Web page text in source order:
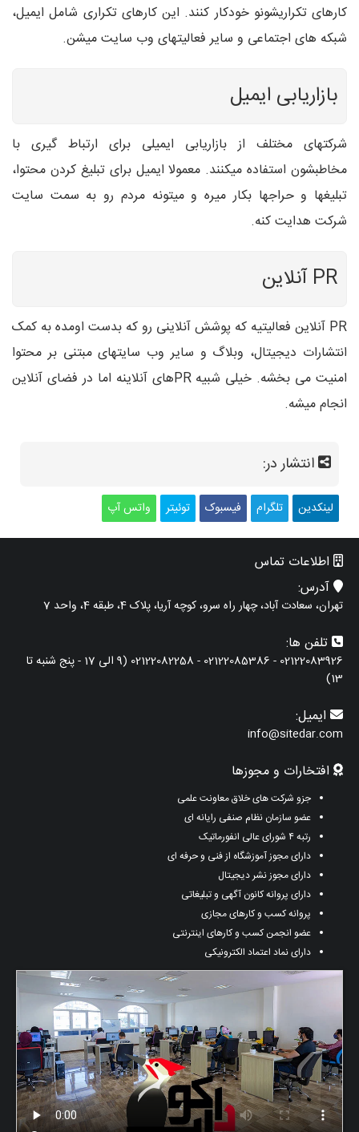
کارهای تکراریشونو خودکار کنند. این کارهای تکراری شامل ایمیل،
شبکه های اجتماعی و سایر فعالیتهای وب سایت میشن.
بازاریابی ایمیل
شرکتهای مختلف از بازاریابی ایمیلی برای ارتباط گیری با
مخاطبشون استفاده میکنند. معمولا ایمیل برای تبلیغ کردن محتوا،
تبلیغها و حراجها بکار میره و میتونه مردم رو به سمت سایت
شرکت هدایت کنه.
PR آنلاین
PR آنلاین فعالیتیه که پوشش آنلاینی رو که بدست اومده به کمک
انتشارات دیجیتال، وبلاگ و سایر وب سایتهای مبتنی بر محتوا
امنیت می بخشه. خیلی شبیهPRهای آنلاینه اما در فضای آنلاین
انجام میشه.
انتشار در:
لینکدین تلگرام فیسبوک توئیتر واتس آپ
اطلاعات تماس
آدرس:
تهران، سعادت آباد، چهار راه سرو، کوچه آریا، پلاک 4، طبقه 4، واحد 7
تلفن ها:
02122083926 - 02122085386 - 02122082258 (9 الی 17 - پنج شنبه تا
13)
ایمیل:
info@sitedar.com
افتخارات و مجوزها
جزو شرکت های خلاق معاونت علمی
عضو سازمان نظام صنفی رایانه ای
رتبه ۴ شورای عالی انفورماتیک
دارای مجوز آموزشگاه از فنی و حرفه ای
دارای مجوز نشر دیجیتال
دارای پروانه کانون آگهی و تبلیغاتی
پروانه کسب و کارهای مجازی
عضو انجمن کسب و کارهای اینترنتی
دارای نماد اعتماد الکترونیکی